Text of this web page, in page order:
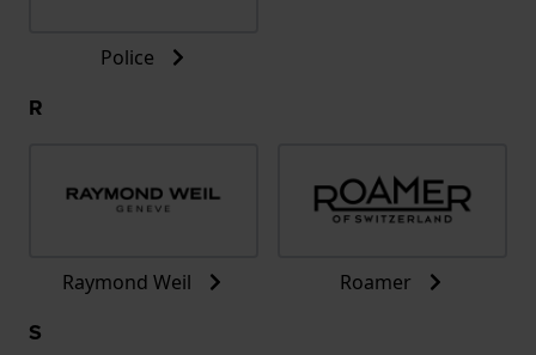
Police
R
Raymond Weil Roamer
S